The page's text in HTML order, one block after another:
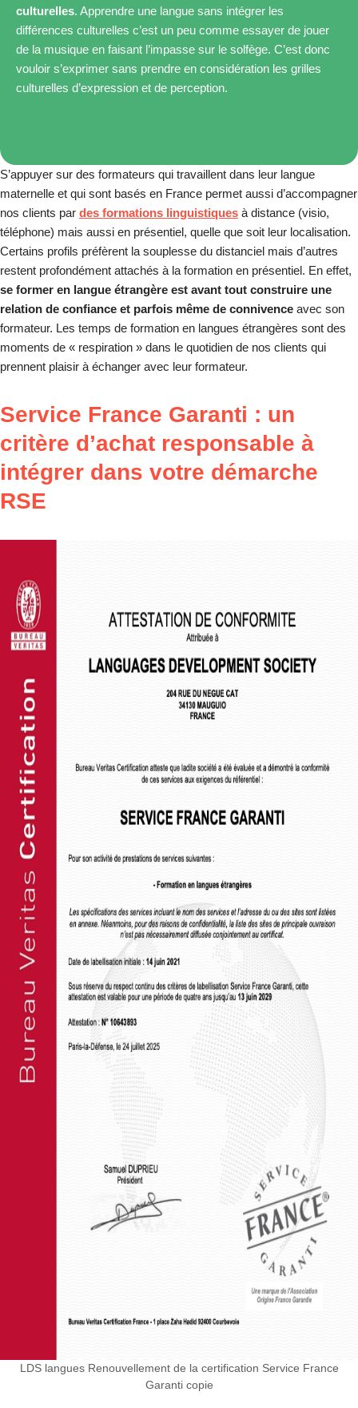
culturelles. Apprendre une langue sans intégrer les
différences culturelles c’est un peu comme essayer de jouer
de la musique en faisant l’impasse sur le solfège. C’est donc
vouloir s’exprimer sans prendre en considération les grilles
culturelles d’expression et de perception.
S’appuyer sur des formateurs qui travaillent dans leur langue
maternelle et qui sont basés en France permet aussi d’accompagner
nos clients par des formations linguistiques à distance (visio,
téléphone) mais aussi en présentiel, quelle que soit leur localisation.
Certains profils préfèrent la souplesse du distanciel mais d’autres
restent profondément attachés à la formation en présentiel. En effet,
se former en langue étrangère est avant tout construire une
relation de confiance et parfois même de connivence avec son
formateur. Les temps de formation en langues étrangères sont des
moments de « respiration » dans le quotidien de nos clients qui
prennent plaisir à échanger avec leur formateur.
Service France Garanti : un
critère d’achat responsable à
intégrer dans votre démarche
RSE
LDS langues Renouvellement de la certification Service France
Garanti copie